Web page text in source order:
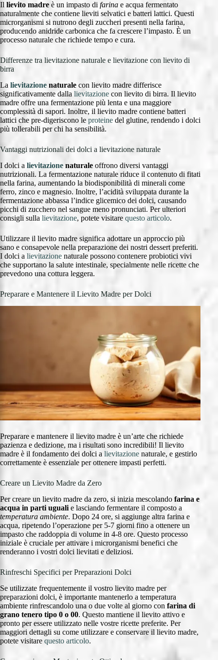
Il lievito madre è un impasto di farina e acqua fermentato
naturalmente che contiene lieviti selvatici e batteri lattici. Questi
microrganismi si nutrono degli zuccheri presenti nella farina,
producendo anidride carbonica che fa crescere l’impasto. È un
processo naturale che richiede tempo e cura.
Differenze tra lievitazione naturale e lievitazione con lievito di
birra
La lievitazione naturale con lievito madre differisce
significativamente dalla lievitazione con lievito di birra. Il lievito
madre offre una fermentazione più lenta e una maggiore
complessità di sapori. Inoltre, il lievito madre contiene batteri
lattici che pre-digeriscono le proteine del glutine, rendendo i dolci
più tollerabili per chi ha sensibilità.
Vantaggi nutrizionali dei dolci a lievitazione naturale
I dolci a lievitazione naturale offrono diversi vantaggi
nutrizionali. La fermentazione naturale riduce il contenuto di fitati
nella farina, aumentando la biodisponibilità di minerali come
ferro, zinco e magnesio. Inoltre, l’acidità sviluppata durante la
fermentazione abbassa l’indice glicemico dei dolci, causando
picchi di zucchero nel sangue meno pronunciati. Per ulteriori
consigli sulla lievitazione, potete visitare questo articolo.
Utilizzare il lievito madre significa adottare un approccio più
sano e consapevole nella preparazione dei nostri dessert preferiti.
I dolci a lievitazione naturale possono contenere probiotici vivi
che supportano la salute intestinale, specialmente nelle ricette che
prevedono una cottura leggera.
Preparare e Mantenere il Lievito Madre per Dolci
Preparare e mantenere il lievito madre è un’arte che richiede
pazienza e dedizione, ma i risultati sono incredibili! Il lievito
madre è il fondamento dei dolci a lievitazione naturale, e gestirlo
correttamente è essenziale per ottenere impasti perfetti.
Creare un Lievito Madre da Zero
Per creare un lievito madre da zero, si inizia mescolando farina e
acqua in parti uguali e lasciando fermentare il composto a
temperatura ambiente. Dopo 24 ore, si aggiunge altra farina e
acqua, ripetendo l’operazione per 5-7 giorni fino a ottenere un
impasto che raddoppia di volume in 4-8 ore. Questo processo
iniziale è cruciale per attivare i microrganismi benefici che
renderanno i vostri dolci lievitati e deliziosi.
Rinfreschi Specifici per Preparazioni Dolci
Se utilizzate frequentemente il vostro lievito madre per
preparazioni dolci, è importante mantenerlo a temperatura
ambiente rinfrescandolo una o due volte al giorno con farina di
grano tenero tipo 0 o 00. Questo mantiene il lievito attivo e
pronto per essere utilizzato nelle vostre ricette preferite. Per
maggiori dettagli su come utilizzare e conservare il lievito madre,
potete visitare questo articolo.